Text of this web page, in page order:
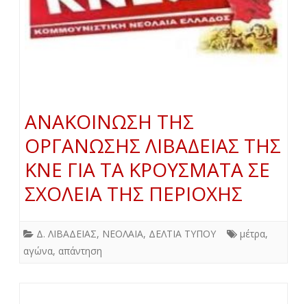
ΑΝΑΚΟΙΝΩΣΗ ΤΗΣ
ΟΡΓΑΝΩΣΗΣ ΛΙΒΑΔΕΙΑΣ ΤΗΣ
ΚΝΕ ΓΙΑ ΤΑ ΚΡΟΥΣΜΑΤΑ ΣΕ
ΣΧΟΛΕΙΑ ΤΗΣ ΠΕΡΙΟΧΗΣ
Δ. ΛΙΒΑΔΕΙΑΣ, ΝΕΟΛΑΙΑ, ΔΕΛΤΙΑ ΤΥΠΟΥ μέτρα,
αγώνα, απάντηση